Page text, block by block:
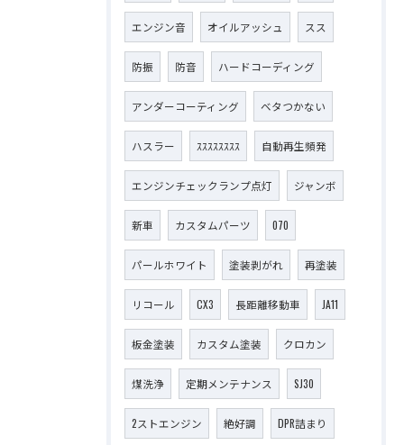
エンジン音 オイルアッシュ スス
防振 防音 ハードコーディング
アンダーコーティング ベタつかない
ハスラー ｽｽｽｽｽｽｽｽ 自動再生頻発
エンジンチェックランプ点灯 ジャンボ
新車 カスタムパーツ 070
パールホワイト 塗装剥がれ 再塗装
リコール CX3 長距離移動車 JA11
板金塗装 カスタム塗装 クロカン
煤洗浄 定期メンテナンス SJ30
2ストエンジン 絶好調 DPR詰まり